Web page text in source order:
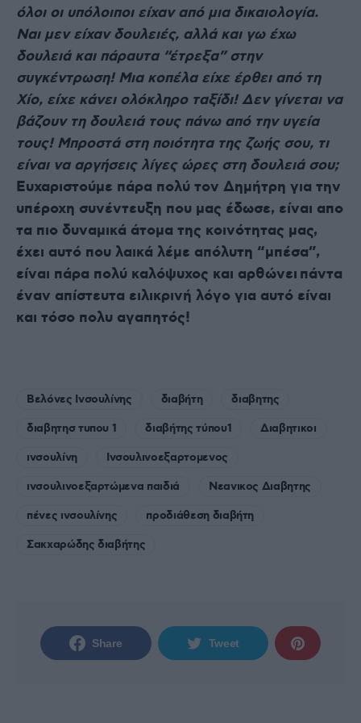
όλοι οι υπόλοιποι είχαν από μια δικαιολογία.
Ναι μεν είχαν δουλειές, αλλά και γω έχω
δουλειά και πάραυτα “έτρεξα” στην
συγκέντρωση! Μια κοπέλα είχε έρθει από τη
Χίο, είχε κάνει ολόκληρο ταξίδι! Δεν γίνεται να
βάζουν τη δουλειά τους πάνω από την υγεία
τους! Μπροστά στη ποιότητα της ζωής σου, τι
είναι να αργήσεις λίγες ώρες στη δουλειά σου;
Ευχαριστούμε πάρα πολύ τον Δημήτρη για την
υπέροχη συνέντευξη που μας έδωσε, είναι απο
τα πιο δυναμικά άτομα της κοινότητας μας,
έχει αυτό που λαικά λέμε απόλυτη “μπέσα”,
είναι πάρα πολύ καλόψυχος και αρθώνει πάντα
έναν απίστευτα ειλικρινή λόγο για αυτό είναι
και τόσο πολυ αγαπητός!
Βελόνες Ινσουλίνης διαβήτη
διαβητης
διαβητησ τυπου 1
διαβήτης τύπου1
Διαβητικοι
ινσουλίνη
Ινσουλινοεξαρτομενος
ινσουλινοεξαρτώμενα παιδιά
Νεανικος Διαβητης
πένες ινσουλίνης
προδιάθεση διαβήτη
Σακχαρώδης διαβήτης
Share Tweet